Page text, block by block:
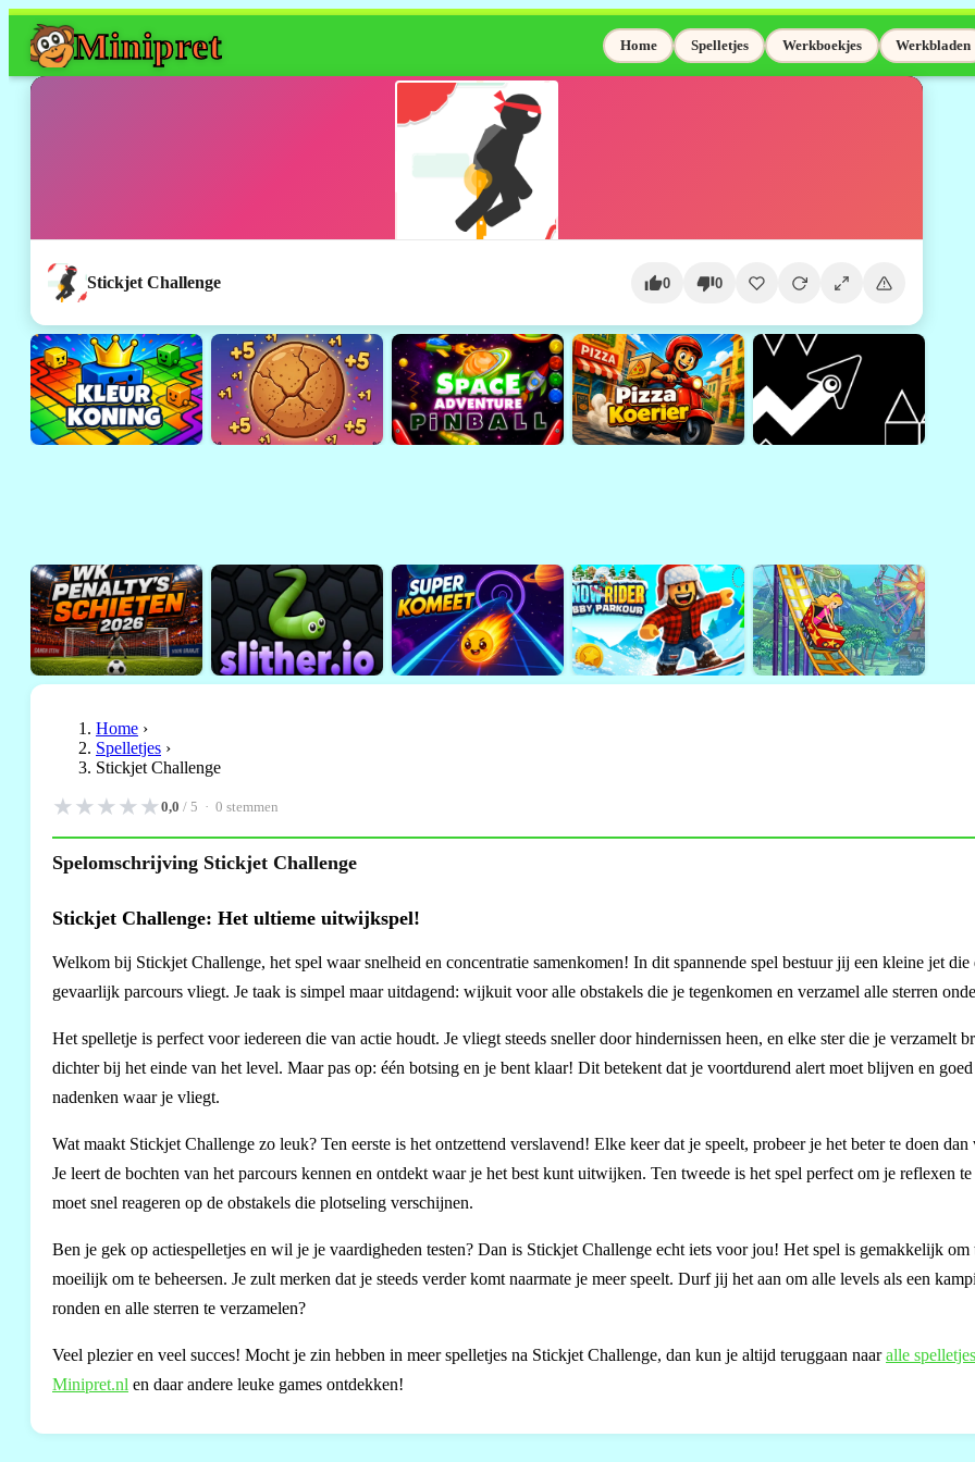
Minipret Home Spelletjes Werkboekjes Werkbladen
Stickjet Challenge 0 0
Home ›
Spelletjes ›
Stickjet Challenge
★★★★★0,0 / 5 · 0 stemmen
Spelomschrijving Stickjet Challenge
Stickjet Challenge: Het ultieme uitwijkspel!
Welkom bij Stickjet Challenge, het spel waar snelheid en concentratie samenkomen! In dit spannende spel bestuur jij een kleine jet die
gevaarlijk parcours vliegt. Je taak is simpel maar uitdagend: wijkuit voor alle obstakels die je tegenkomen en verzamel alle sterren
Het spelletje is perfect voor iedereen die van actie houdt. Je vliegt steeds sneller door hindernissen heen, en elke ster die je verzamelt
dichter bij het einde van het level. Maar pas op: één botsing en je bent klaar! Dit betekent dat je voortdurend alert moet blijven en
nadenken waar je vliegt.
Wat maakt Stickjet Challenge zo leuk? Ten eerste is het ontzettend verslavend! Elke keer dat je speelt, probeer je het beter te doen dan
Je leert de bochten van het parcours kennen en ontdekt waar je het best kunt uitwijken. Ten tweede is het spel perfect om je reflexen te
moet snel reageren op de obstakels die plotseling verschijnen.
Ben je gek op actiespelletjes en wil je je vaardigheden testen? Dan is Stickjet Challenge echt iets voor jou! Het spel is gemakkelijk om
moeilijk om te beheersen. Je zult merken dat je steeds verder komt naarmate je meer speelt. Durf jij het aan om alle levels als een
ronden en alle sterren te verzamelen?
Veel plezier en veel succes! Mocht je zin hebben in meer spelletjes na Stickjet Challenge, dan kun je altijd teruggaan naaralle
Minipret.nl en daar andere leuke games ontdekken!